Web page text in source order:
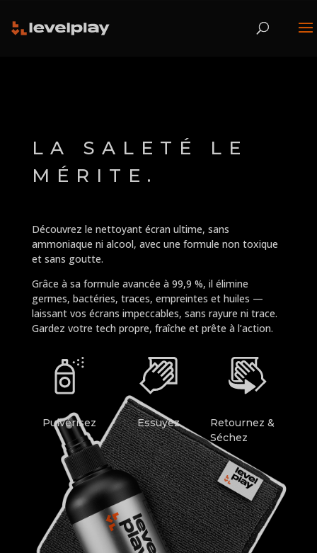
LA SALETÉ LE
MÉRITE.
Découvrez le nettoyant écran ultime, sans
ammoniaque ni alcool, avec une formule non toxique
et sans goutte.
Grâce à sa formule avancée à 99,9 %, il élimine
germes, bactéries, traces, empreintes et huiles —
laissant vos écrans impeccables, sans rayure ni trace.
Gardez votre tech propre, fraîche et prête à l’action.
Pulvérisez Essuyez
Retournez &
Séchez